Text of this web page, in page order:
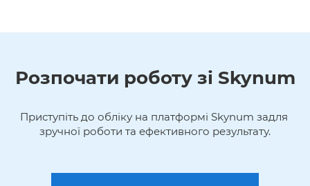
Розпочати роботу зі Skynum
Приступіть до обліку на платформі Skynum задля
зручної роботи та ефективного результату.